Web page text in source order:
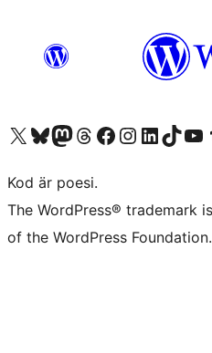
Besök vår X-konto (f.d. Twitter)
Besök vårt Bluesky-konto
Besök vårt Mastodon-konto
Besök vårt Thread-konto
Besök vår Facebook-sidaBesök vårt Instagram-konto
Besök vårt LinkedIn-konto
Besök vårt TikTok-
Besök vår
Kod är poesi.
The WordPress® trademark
of the WordPress Foundation.